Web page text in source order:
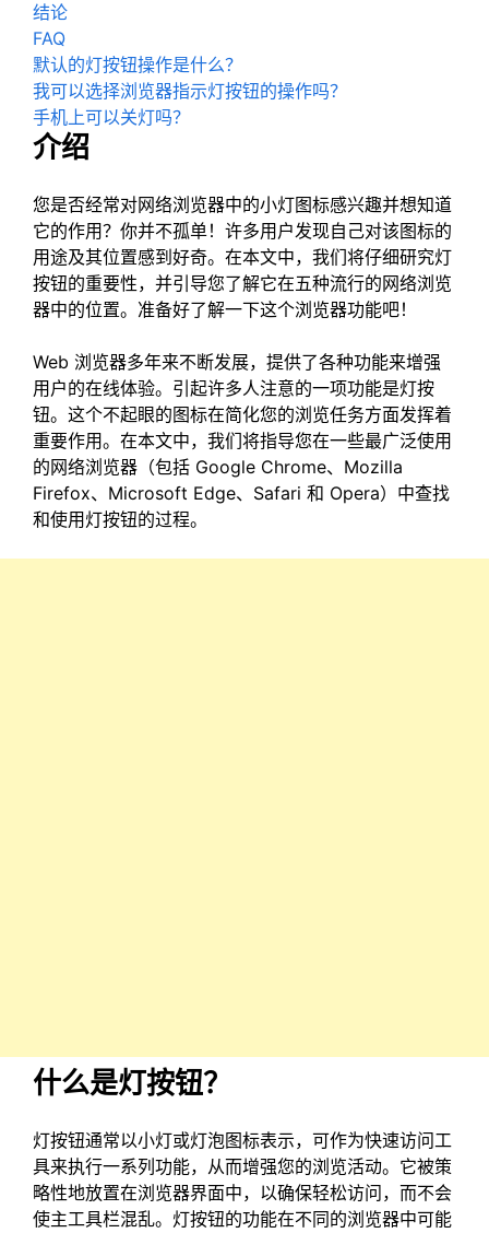
结论
FAQ
默认的灯按钮操作是什么？
我可以选择浏览器指示灯按钮的操作吗？
手机上可以关灯吗？
介绍
您是否经常对网络浏览器中的小灯图标感兴趣并想知道
它的作用？你并不孤单！许多用户发现自己对该图标的
用途及其位置感到好奇。在本文中，我们将仔细研究灯
按钮的重要性，并引导您了解它在五种流行的网络浏览
器中的位置。准备好了解一下这个浏览器功能吧！
Web 浏览器多年来不断发展，提供了各种功能来增强
用户的在线体验。引起许多人注意的一项功能是灯按
钮。这个不起眼的图标在简化您的浏览任务方面发挥着
重要作用。在本文中，我们将指导您在一些最广泛使用
的网络浏览器（包括 Google Chrome、Mozilla
Firefox、Microsoft Edge、Safari 和 Opera）中查找
和使用灯按钮的过程。
什么是灯按钮？
灯按钮通常以小灯或灯泡图标表示，可作为快速访问工
具来执行一系列功能，从而增强您的浏览活动。它被策
略性地放置在浏览器界面中，以确保轻松访问，而不会
使主工具栏混乱。灯按钮的功能在不同的浏览器中可能